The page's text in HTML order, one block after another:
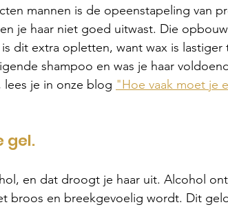
mannen is de opeenstapeling van
je haar niet goed uitwast. Die
dit extra opletten, want wax is lastiger
shampoo en was je haar
je in onze blog "Hoe vaak moet je
gel.
en dat droogt je haar uit. Alcohol
broos en breekgevoelig wordt. Dit